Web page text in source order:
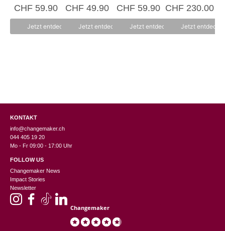
0
v
CHF59.90
Jetzt entdecken
5.00
von 5
CHF49.90
Jetzt entdecken
0
v
CHF59.90
Jetzt entdecken
0
v
CHF230.00
Jetzt
KONTAKT
info@changemaker.ch
044 405 19 20
Mo - Fr 09:00 - 17:00 Uhr
FOLLOW US
Changemaker News
Impact Stories
Newsletter
Changemaker